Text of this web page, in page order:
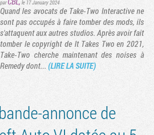
par le 17 January 2024
Quand les avocats de Take-Two Interactive ne
sont pas occupés à faire tomber des mods, ils
s'attaquent aux autres studios. Après avoir fait
tomber le copyright de It Takes Two en 2021,
Take-Two cherche maintenant des noises à
Remedy dont... (LIRE LA SUITE)
annonce de